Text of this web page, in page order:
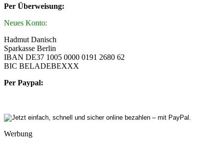
Per Überweisung:
Neues Konto:
Hadmut Danisch
Sparkasse Berlin
IBAN DE37 1005 0000 0191 2680 62
BIC BELADEBEXXX
Per Paypal:
Werbung